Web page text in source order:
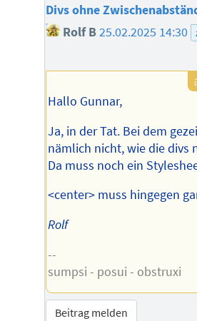
Divs ohne
Rolf B25.02.2025 14:30
Hallo Gunnar,
Ja, in der Tat. Bei dem
nämlich nicht, wie die divs
Da muss noch ein
<center> muss hingegen
Rolf
--
sumpsi - posui - obstruxi
Beitrag melden